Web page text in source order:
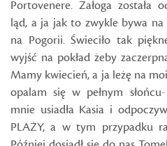
Portovenere. Załoga została
ląd, a ja jak to zwykle bywa na
na Pogorii. Świeciło tak
wyjść na pokład żeby
Mamy kwiecień, a ja leżę na
opalam się w pełnym
mnie usiadła Kasia i
PLAŻY, a w tym przypadku